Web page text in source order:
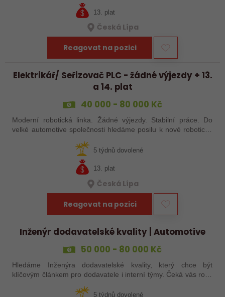
13. plat
Česká Lípa
Reagovat na pozici
Elektrikář/ Seřizovač PLC - žádné výjezdy + 13.
a 14. plat
40 000 - 80 000 Kč
Moderní robotická linka. Žádné výjezdy. Stabilní práce. Do
velké automotive společnosti hledáme posilu k nové robotické
5 týdnů dovolené
13. plat
Česká Lípa
Reagovat na pozici
Inženýr dodavatelské kvality | Automotive
50 000 - 80 000 Kč
Hledáme Inženýra dodavatelské kvality, který chce být
klíčovým článkem pro dodavatele i interní týmy. Čeká vás role,
5 týdnů dovolené